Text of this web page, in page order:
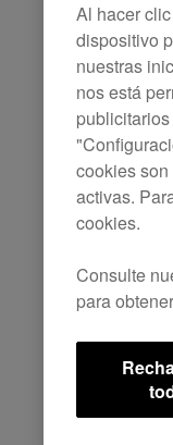
Al hacer
dispositivo
nuestras
nos está
cookies
activas.
cookies.
Consulte
para